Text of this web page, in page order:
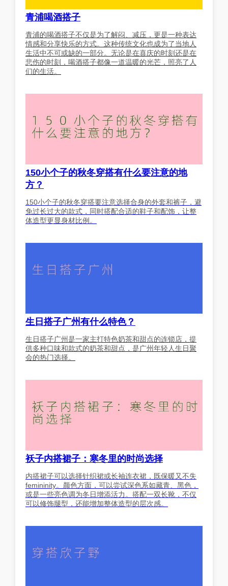
青浦喝酒搭子
青浦的喝酒搭子不仅是为了解闷、减压，更是一种表达
情感和分享快乐的方式。这种传统文化也成为了当地人
生活中不可或缺的一部分。无论是在喜庆的时刻还是在
悲伤的时刻，喝酒搭子都像一道温暖的光芒，照亮了人
们的生活。
150小个子的秋冬穿搭有什么要注意的地
方？
150小个子的秋冬穿搭要注意选择合身的外套和裤子，避
免过长过大的款式，同时搭配合适的鞋子和配饰，让整
体造型更显身材比例。
生日搭子广州有什么特色？
生日搭子广州是一家主打特色奶茶和甜点的连锁店，提
供多种口味和款式的奶茶和甜点，是广州年轻人生日聚
会的热门选择。
袄子内搭裙子：寒冬里的时尚选择
内搭裙子可以选择针织裙或长袖连衣裙，既保暖又不失
femininity。颜色方面，可以尝试深色系如藏青、黑色，
或是一些亮色调为冬日增添活力。搭配一双长靴，不仅
可以修饰腿型，还能增加整体造型的层次感。